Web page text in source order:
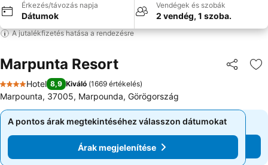
Érkezés/távozás napja
Dátumok
Vendégek és szobák
2 vendég, 1 szoba.
A jutalékfizetés hatása a rendezésre
Marpunta Resort
4 Kategória
Hotel 8,9 Kiváló (1669 értékelés)
Marpounta, 37005, Marpounda, Görögország
A pontos árak megtekintéséhez válasszon dátumokat
Árak megjelenítése
A pontos árak megtekintéséhez válasszon dátumokat
Árak megjelenítése